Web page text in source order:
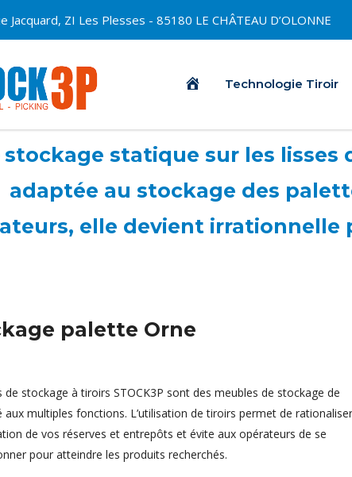
Jacquard, ZI Les Plesses - 85180 LE CHÂTEAU D’OLONNE
AccueilTechnologie Tiroir
stockage statique sur les
adaptée au stockage des
elle devient
palette Orne
de stockage à tiroirs STOCK3P sont des meubles de stockage de
aux multiples fonctions. L’utilisation de tiroirs permet de rationaliser
de vos réserves et entrepôts et évite aux opérateurs de se
pour atteindre les produits recherchés.